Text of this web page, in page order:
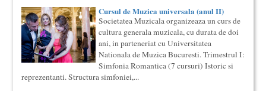
Cursul de Muzica universala (anul I)
Societatea Muzicala organizeaza un curs de cultura generala
muzicala de nivel academic, in parteneriat cu Universitatea
Natio...
Masterclass vocal cu Lucas Meachem, editia a II-a (2018)
Lucas Meachem, marele bariton american, revenit in Romania
pentru a lua parte la editia a III-a a concertului The
Metropolita...
Cursul de Muzica universala (anul II)
Societatea Muzicala organizeaza un curs de
cultura generala muzicala, cu durata de doi
ani, in parteneriat cu Universitatea
Nationala de Muzica Bucuresti. Trimestrul I:
Simfonia Romantica (7 cursuri) Istoric si
reprezentanti. Structura simfoniei,...